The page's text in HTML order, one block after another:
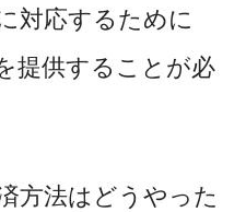
対応するために
提供することが必
方法はどうやった